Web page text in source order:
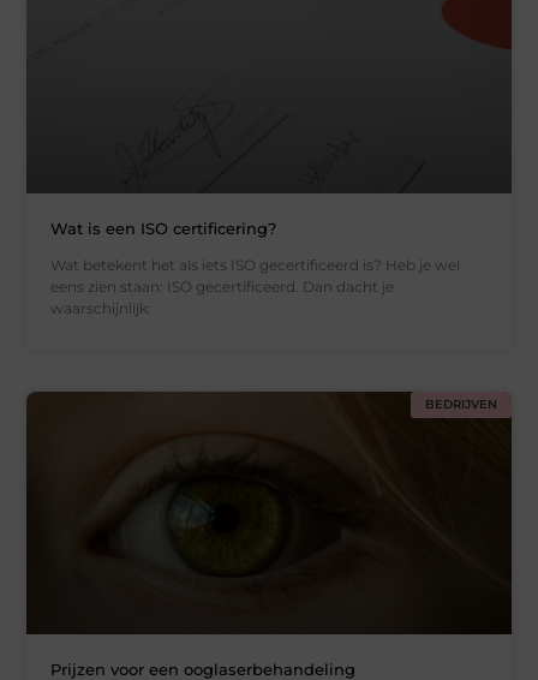
Wat is een ISO certificering?
Wat betekent het als iets ISO gecertificeerd is? Heb je wel
eens zien staan: ISO gecertificeerd. Dan dacht je
waarschijnlijk:
BEDRIJVEN
Prijzen voor een ooglaserbehandeling